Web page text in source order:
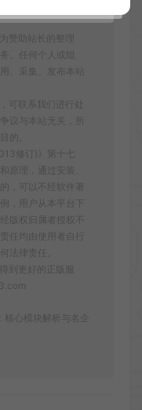
赞助站长的整理
。任何个人或组
、采集、发布本站
可联系我们进行处
议与本站无关，所
的。
修订)》第十七
原理，通过安装、
，可以不经软件著
，用户从本平台下
版权归属者授权不
任均由使用者自行
法律责任。
到更好的正版服
核心模块解析与名企